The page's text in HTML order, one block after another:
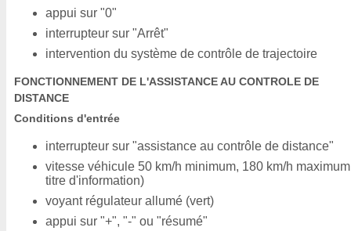
appui sur "0"
interrupteur sur "Arrêt"
intervention du système de contrôle de trajectoire
FONCTIONNEMENT DE L'ASSISTANCE AU CONTROLE DE
DISTANCE
Conditions d'entrée
interrupteur sur "assistance au contrôle de distance"
vitesse véhicule 50 km/h minimum, 180 km/h
titre d'information)
voyant régulateur allumé (vert)
appui sur "+", "-" ou "résumé"